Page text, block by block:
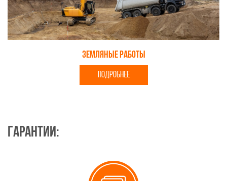
Земляные работы
ПОДРОБНЕЕ
Гарантии: